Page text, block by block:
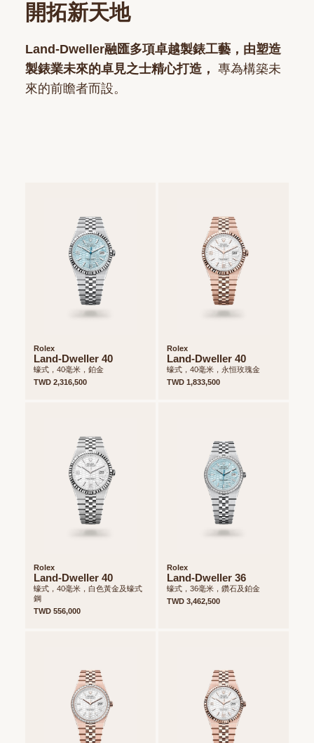
開拓新天地
Land-Dweller融匯多項卓越製錶工藝，由塑造
製錶業未來的卓見之士精心打造， 專為構築未
來的前瞻者而設。
Rolex
Land-Dweller 40
蠔式，40毫米，鉑金
TWD 2,316,500
Rolex
Land-Dweller 40
蠔式，40毫米，永恒玫瑰金
TWD 1,833,500
Rolex
Land-Dweller 40
蠔式，40毫米，白色黃金及蠔式
鋼
TWD 556,000
Rolex
Land-Dweller 36
蠔式，36毫米，鑽石及鉑金
TWD 3,462,500